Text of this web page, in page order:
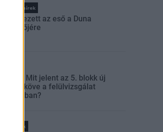
Országos hírek
Megérkezett az eső a Duna
vízgyűjtőjére
Paks II.: Mit jelent az 5. blokk új
mérföldköve a felülvizsgálat
árnyékában?
Helyi hírek